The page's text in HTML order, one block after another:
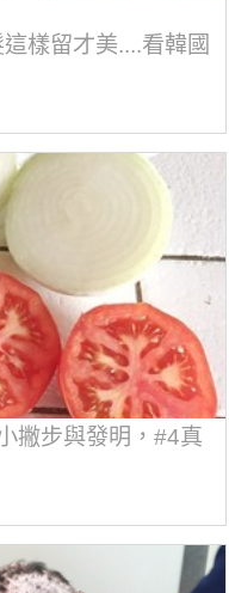
樣留才美....看韓國
撇步與發明，#4真